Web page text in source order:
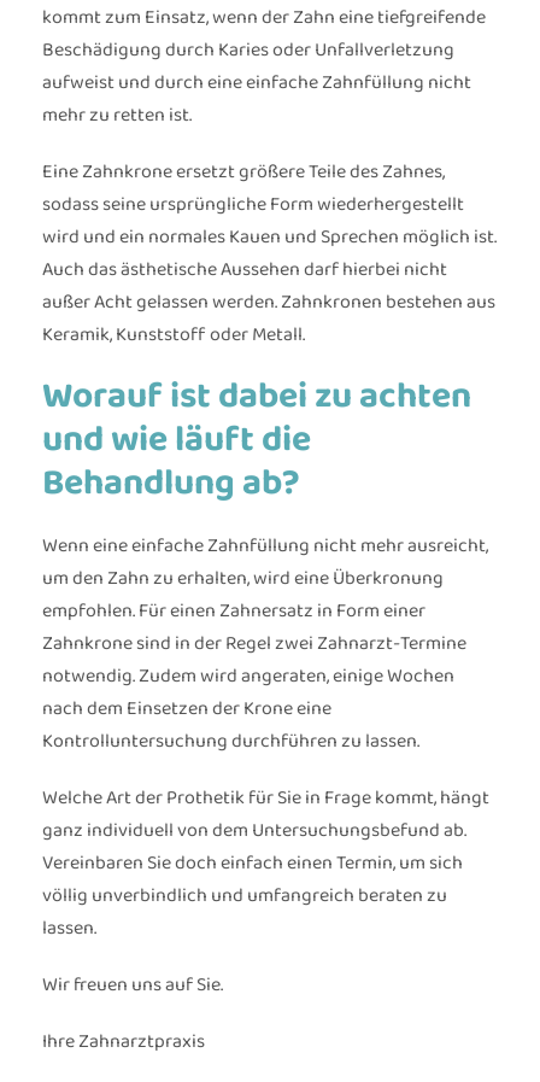
kommt zum Einsatz, wenn der Zahn eine tiefgreifende
Beschädigung durch Karies oder Unfallverletzung
aufweist und durch eine einfache Zahnfüllung nicht
mehr zu retten ist.
Eine Zahnkrone ersetzt größere Teile des Zahnes,
sodass seine ursprüngliche Form wiederhergestellt
wird und ein normales Kauen und Sprechen möglich ist.
Auch das ästhetische Aussehen darf hierbei nicht
außer Acht gelassen werden. Zahnkronen bestehen aus
Keramik, Kunststoff oder Metall.
Worauf ist dabei zu achten
und wie läuft die
Behandlung ab?
Wenn eine einfache Zahnfüllung nicht mehr ausreicht,
um den Zahn zu erhalten, wird eine Überkronung
empfohlen. Für einen Zahnersatz in Form einer
Zahnkrone sind in der Regel zwei Zahnarzt-Termine
notwendig. Zudem wird angeraten, einige Wochen
nach dem Einsetzen der Krone eine
Kontrolluntersuchung durchführen zu lassen.
Welche Art der Prothetik für Sie in Frage kommt, hängt
ganz individuell von dem Untersuchungsbefund ab.
Vereinbaren Sie doch einfach einen Termin, um sich
völlig unverbindlich und umfangreich beraten zu
lassen.
Wir freuen uns auf Sie.
Ihre Zahnarztpraxis